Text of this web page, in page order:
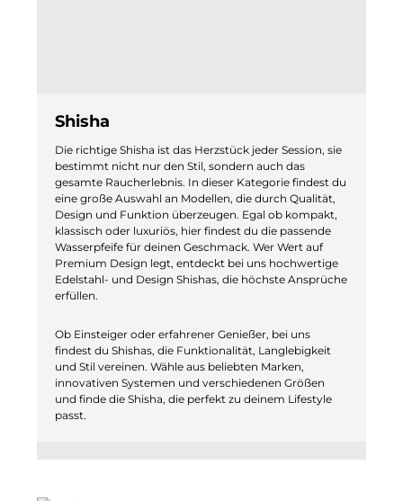
Shisha
Die richtige Shisha ist das Herzstück jeder Session, sie
bestimmt nicht nur den Stil, sondern auch das
gesamte Raucherlebnis. In dieser Kategorie findest du
eine große Auswahl an Modellen, die durch Qualität,
Design und Funktion überzeugen. Egal ob kompakt,
klassisch oder luxuriös, hier findest du die passende
Wasserpfeife für deinen Geschmack. Wer Wert auf
Premium Design legt, entdeckt bei uns hochwertige
Edelstahl- und Design Shishas, die höchste Ansprüche
erfüllen.
Ob Einsteiger oder erfahrener Genießer, bei uns
findest du Shishas, die Funktionalität, Langlebigkeit
und Stil vereinen. Wähle aus beliebten Marken,
innovativen Systemen und verschiedenen Größen
und finde die Shisha, die perfekt zu deinem Lifestyle
passt.